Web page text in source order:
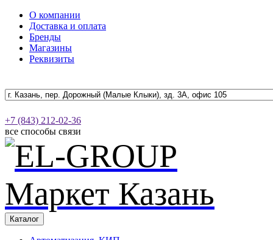
О компании
Доставка и оплата
Бренды
Магазины
Реквизиты
+7 (843) 212-02-36
все способы связи
Каталог